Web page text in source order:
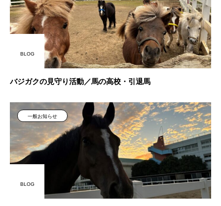
BLOG
バジガクの見守り活動／馬の高校・引退馬
一般お知らせ
BLOG